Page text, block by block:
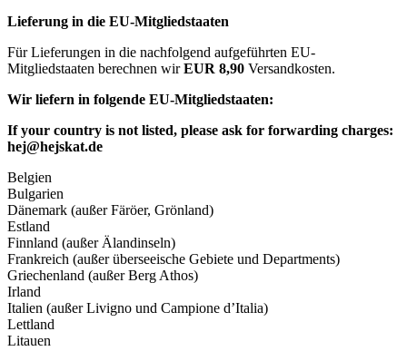
Lieferung in die EU-Mitgliedstaaten
Für Lieferungen in die nachfolgend aufgeführten EU-
Mitgliedstaaten berechnen wirEUR 8,90 Versandkosten.
Wir liefern in folgende EU-Mitgliedstaaten:
If your country is not listed, please ask for forwarding charges:
hej@hejskat.de
Belgien
Bulgarien
Dänemark (außer Färöer, Grönland)
Estland
Finnland (außer Älandinseln)
Frankreich (außer überseeische Gebiete und Departments)
Griechenland (außer Berg Athos)
Irland
Italien (außer Livigno und Campione d’Italia)
Lettland
Litauen